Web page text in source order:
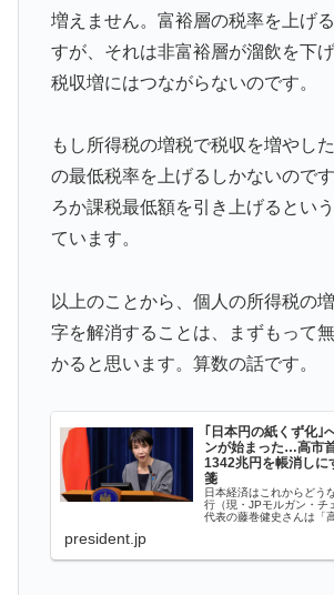
能性あるの？ → 「脳の病気がなかっ
もない選手だっただろうな」「やろう
できるポテンシャルを持っていてもア
が許さないんだよな」
なった闘牛場の映像【海外の反応】
ドイツの湖上に巨大な水上竜巻が発生
▶ 欧州「日本だけ反則だろ…」 世界の『
▶
海外「全部日本の真似だったのか…
レビ番組が最新SNSの数十年先を行
増えません。富裕層の税率を上げ
すが、それは非富裕層が溜飲を下
税収増にはつながらないのです。
もし所得税の増税で税収を増やし
の最低税率を上げるしかないので
ろか課税最低額を引き上げるとい
ています。
以上のことから、個人の所得税の
字を解消することは、まずもって
かると思います。算数の話です。
｢日本円の紙くず化｣
ンが始まった…高市
1342兆円を帳消しに
箋
日本経済はこれからどう
行（現・JPモルガン・チ
代表の藤巻健史さんは「
president.jp